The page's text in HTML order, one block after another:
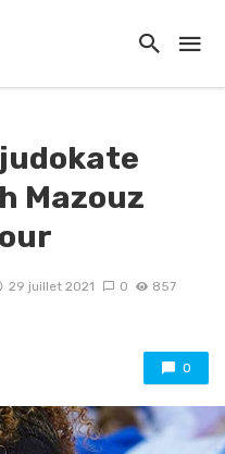
Mazouz
29 juillet 2021 0
857
0